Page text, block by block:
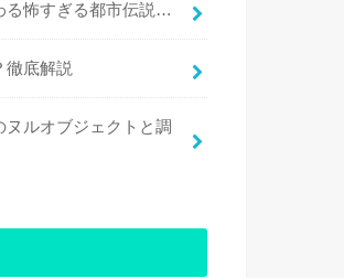
る怖すぎる都市伝説…
徹底解説
ヌルオブジェクトと調